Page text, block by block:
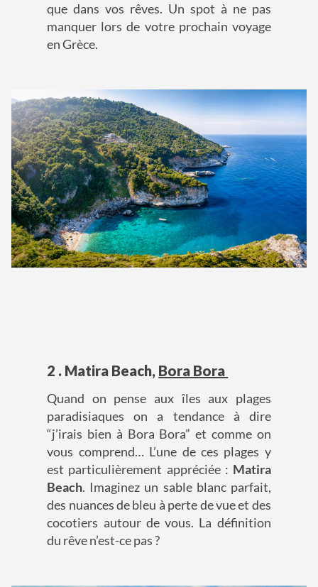
que dans vos rêves. Un spot à ne pas
manquer lors de votre prochain voyage
en Grèce.
2 . Matira Beach, Bora Bora
Quand on pense aux îles aux plages
paradisiaques on a tendance à dire
“j’irais bien à Bora Bora” et comme on
vous comprend… L’une de ces plages y
est particulièrement appréciée : Matira
Beach. Imaginez un sable blanc parfait,
des nuances de bleu à perte de vue et des
cocotiers autour de vous. La définition
du rêve n’est-ce pas ?